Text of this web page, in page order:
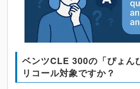
ベンツCLE 300の「ぴょん
リコール対象ですか？